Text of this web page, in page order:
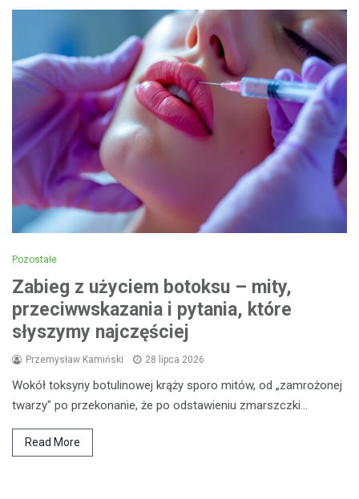
Pozostałe
Zabieg z użyciem botoksu – mity,
przeciwwskazania i pytania, które
słyszymy najczęściej
Przemysław Kamiński 28 lipca 2026
Wokół toksyny botulinowej krąży sporo mitów, od „zamrożonej
twarzy" po przekonanie, że po odstawieniu zmarszczki…
Read More